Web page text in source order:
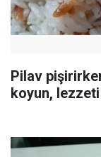
Pilav
koyun,